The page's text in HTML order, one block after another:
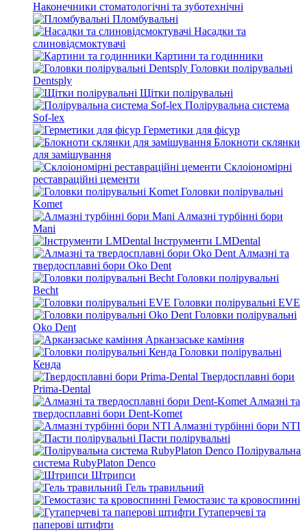
Наконечники стоматологічні та зуботехнічні
Пломбувальні
Насадки та
слиновідсмоктувачі
Картини та годинники
Головки полірувальні
Dentsply
Щітки полірувальні
Полірувальна система
Sof-lex
Герметики для фісур
Блокноти склянки
для замішування
Склоіономірні
реставраційні цементи
Головки полірувальні
Komet
Алмазні турбінні бори
Mani
Інструменти LMDental
Алмазні та
твердосплавні бори Oko Dent
Головки полірувальні
Becht
Головки полірувальні EVE
Головки полірувальні
Oko Dent
Арканзаське каміння
Головки полірувальні
Кенда
Твердосплавні бори
Prima-Dental
Алмазні та
твердосплавні бори Dent-Komet
Алмазні турбінні бори NTI
Пасти полірувальні
Полірувальна
система RubyPlaton Denco
Штрипси
Гель травильний
Гемостазис та кровоспинні
Гутаперчеві та
паперові штифти